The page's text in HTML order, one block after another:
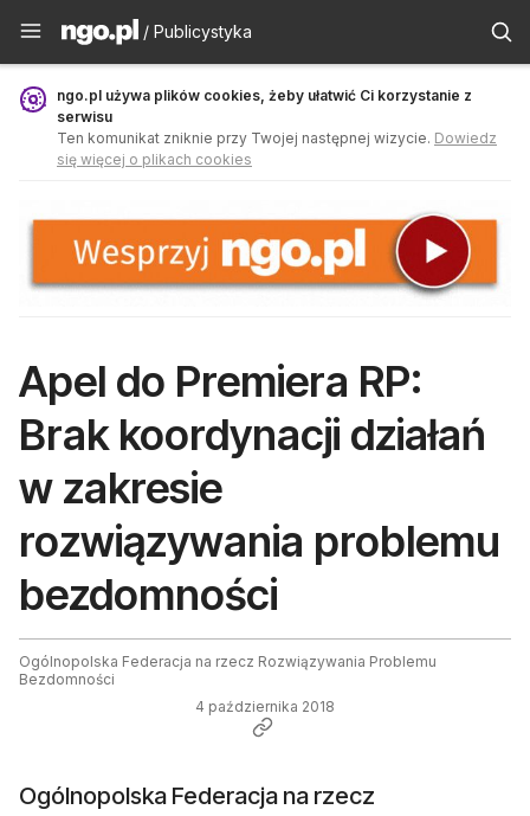
Publicystyka - ngo.pl
/ Publicystyka
ngo.pl używa plików cookies, żeby ułatwić Ci korzystanie z
serwisu
Ten komunikat zniknie przy Twojej następnej wizycie. Dowiedz
się więcej o plikach cookies
Apel do Premiera RP:
Brak koordynacji działań
w zakresie
rozwiązywania problemu
bezdomności
Ogólnopolska Federacja na rzecz Rozwiązywania Problemu
Bezdomności
4 października 2018
Ogólnopolska Federacja na rzecz